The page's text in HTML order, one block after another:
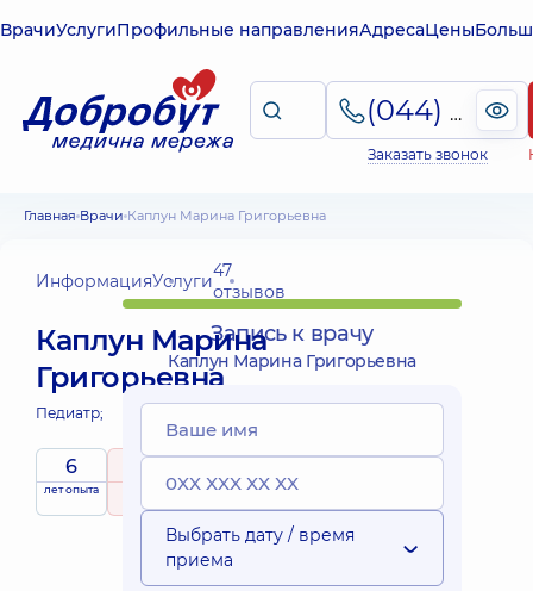
ВрачиУслугиПрофильные направленияАдресаЦены
(044) 495-2-888
Заказать звонок
Главная Врачи Каплун Марина Григорьевна
ИнформацияУслуги47
отзывов
Каплун Марина
Григорьевна
Педиатр;
6
лет опыта рейтингна основе
принимает
Запись к врачу
Каплун Марина Григорьевна
Выбрать дату / время
приема